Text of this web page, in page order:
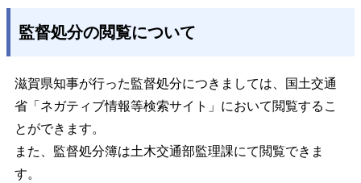
監督処分の閲覧について
滋賀県知事が行った監督処分につきましては、国土交通
省「ネガティブ情報等検索サイト」において閲覧するこ
とができます。
また、監督処分簿は土木交通部監理課にて閲覧できま
す。